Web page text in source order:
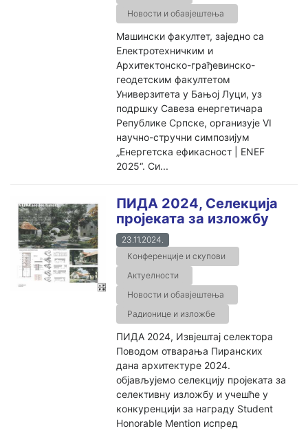
Новости и обавјештења
Машински факултет, заједно са
Електротехничким и
Архитектонско-грађевинско-
геодетским факултетом
Универзитета у Бањој Луци, уз
подршку Савеза енергетичара
Републике Српске, организује VI
научно-стручни симпозијум
„Енергетска ефикасност | ENEF
2025“. Си...
ПИДА 2024, Селекција
пројеката за изложбу
23.11.2024.
Конференције и скупови
Актуелности
Новости и обавјештења
Радионице и изложбе
ПИДА 2024, Извјештај селектора
Поводом отварања Пиранских
дана архитектуре 2024.
објављујемо селекцију пројеката за
селективну изложбу и учешће у
конкуренцији за награду Student
Honorable Mention испред